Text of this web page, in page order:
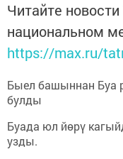
Читайте
национальном
https://max.ru/
Быел башыннан Буа
булды
Буада юл йөрү
узды.